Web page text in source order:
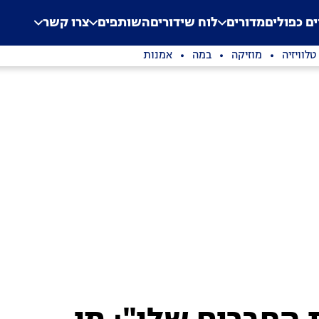
Application error: a
. כפוליםמדורים לוח שידוריםהשותפים צרו קשר
טלוויזיה מוזיקה במה אמנות